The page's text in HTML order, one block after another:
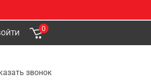
0
звонок